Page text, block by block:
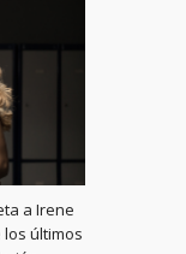
a Irene
los últimos